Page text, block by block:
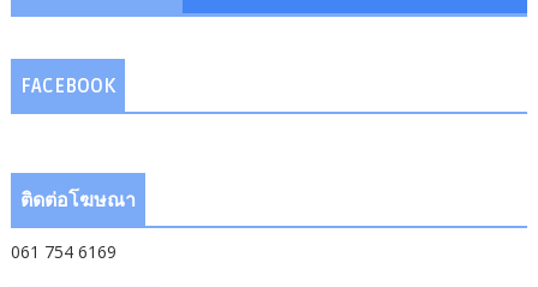
FACEBOOK
ติดต่อโฆษณา
061 754 6169